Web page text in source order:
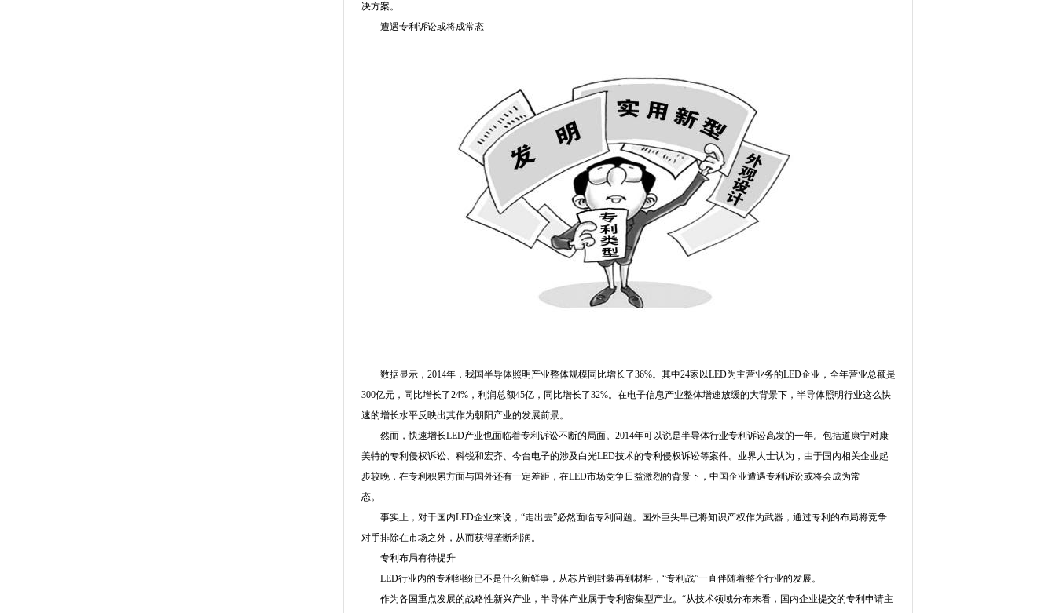
决方案。
遭遇专利诉讼或将成常态
数据显示，2014年，我国半导体照明产业整体规模同比增长了36%。其中24家以LED为主营业务的LED企业，全年营业总额是
300亿元，同比增长了24%，利润总额45亿，同比增长了32%。在电子信息产业整体增速放缓的大背景下，半导体照明行业这么快
速的增长水平反映出其作为朝阳产业的发展前景。
然而，快速增长LED产业也面临着专利诉讼不断的局面。2014年可以说是半导体行业专利诉讼高发的一年。包括道康宁对康
美特的专利侵权诉讼、科锐和宏齐、今台电子的涉及白光LED技术的专利侵权诉讼等案件。业界人士认为，由于国内相关企业起
步较晚，在专利积累方面与国外还有一定差距，在LED市场竞争日益激烈的背景下，中国企业遭遇专利诉讼或将会成为常
态。
事实上，对于国内LED企业来说，“走出去”必然面临专利问题。国外巨头早已将知识产权作为武器，通过专利的布局将竞争
对手排除在市场之外，从而获得垄断利润。
专利布局有待提升
LED行业内的专利纠纷已不是什么新鲜事，从芯片到封装再到材料，“专利战”一直伴随着整个行业的发展。
作为各国重点发展的战略性新兴产业，半导体产业属于专利密集型产业。“从技术领域分布来看，国内企业提交的专利申请主